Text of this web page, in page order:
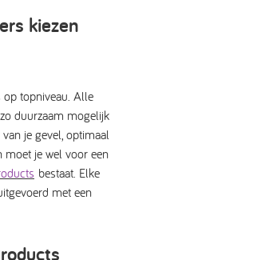
kiezen
op topniveau. Alle
duurzaam mogelijk
je gevel, optimaal
moet je wel voor een
bestaat. Elke
met een